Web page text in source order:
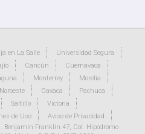
en La Salle
Universidad Segura
Cancún
Cuernavaca
Monterrey
Morelia
Noroeste Oaxaca
Pachuca
Saltillo
Victoria
de Uso
Aviso de Privacidad
Benjamín Franklin 47, Col. Hipódromo